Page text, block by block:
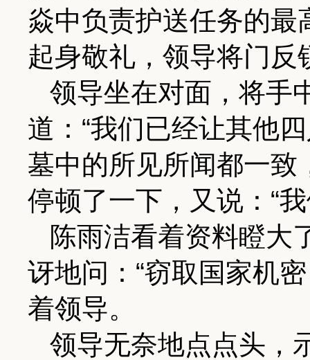
焱中负责护送任务的
起身敬礼，领导将门
领导坐在对面，将手
道：“我们已经让其他
墓中的所见所闻都一致
停顿了一下，又说：“
陈雨洁看着资料瞪大
讶地问：“窃取国家机
着领导。
领导无奈地点点头，